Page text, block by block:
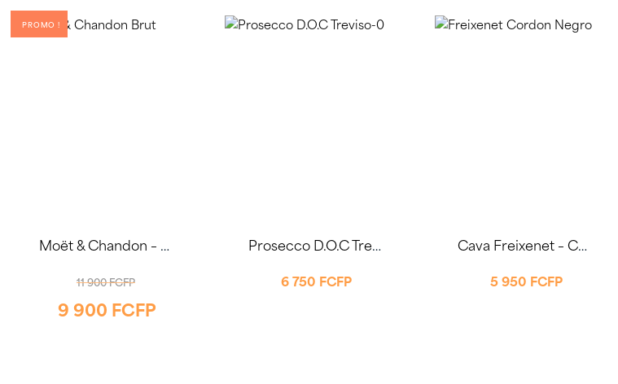
PROMO !
Moët & Chandon – Brut Impérial 75cl
11 900FCFP
PRIX
9 900 FCFP
Prosecco D.O.C Treviso 75cl
6 750 FCFP
Cava Freixenet – Cordon Negro Brut 75cl – Edition Limitée
5 950 FCFP